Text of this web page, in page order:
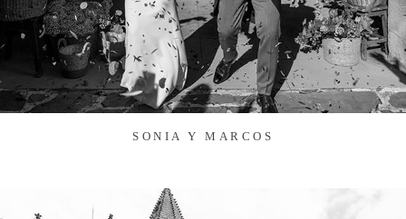
SONIA Y MARCOS